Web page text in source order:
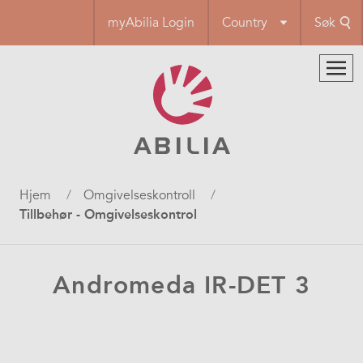
hovedinnhold
myAbilia Login Country Søk
Navigasjonssti
Hjem Omgivelseskontroll
Tillbehør - Omgivelseskontrol
Andromeda IR-DET 3